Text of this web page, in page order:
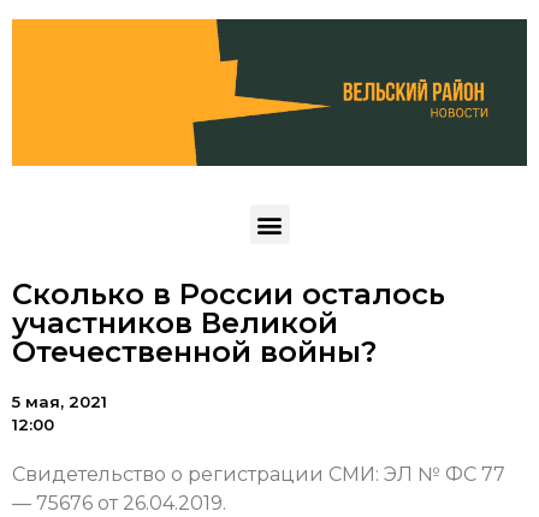
Сколько в России осталось
участников Великой
Отечественной войны?
5 мая, 2021
12:00
Свидетельство о регистрации СМИ: ЭЛ № ФС 77
— 75676 от 26.04.2019.